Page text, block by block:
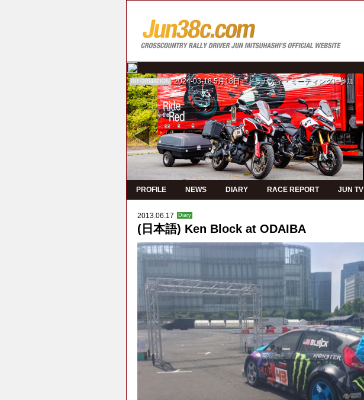
INFORMATION 2024-03-18 5月18日 ドゥカティ・ミーティングに参加
PROFILE NEWS DIARY RACE REPORT JUN TV
2013.06.17 Diary
(日本語) Ken Block at ODAIBA